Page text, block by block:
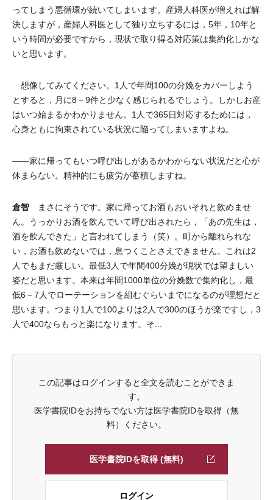
ってしまう悪循環が続いてしまいます。産婦人科医が増えれば解
決しますが，産婦人科医として独り立ちするには，5年，10年と
いう時間が必要ですから，現状で取り得る対応策は集約化しかな
いと思います。
想像してみてください。1人で年間100の分娩をカバーしよう
とすると，月に8－9件と少なく感じられるでしょう。しかしお産
はいつ始まるかわかりません。1人で365日対応するためには，
心身ともに拘束されている状況に陥ってしまいますよね。
――家に帰ってもいつ呼び出しがあるかわからない状況だと心が
休まらない。精神的にも疲労が蓄積しますね。
倉智 まさにそうです。家に帰ってお酒もおいそれと飲めませ
ん。うっかりお酒を飲んでいて呼び出されたら，「あの先生は，
酒を飲んできた」と言われてしまう（笑）。町から離れられな
い，お酒も飲めないでは，息つくことさえできません。これは2
人でもまだ厳しい。最低3人で年間400分娩が現状では望ましい
姿だと思います。本来は年間1000単位の分娩数で集約化し，最
低6－7人でローテーションを組むぐらいまでになるのが理想だと
思います。つまり1人で100よりは2人で300のほうが楽ですし，3
人で400ならもっと楽になります。そ...
この記事はログインすると全文を読むことができま
す。
医学書院IDをお持ちでない方は医学書院IDを取得（無
料）ください。
医学書院IDを取得 (無料)
ログイン